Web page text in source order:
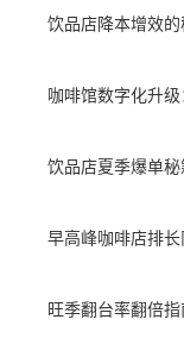
饮品店降本增效
咖啡馆数字化升
饮品店夏季爆单
早高峰咖啡店排
旺季翻台率翻倍